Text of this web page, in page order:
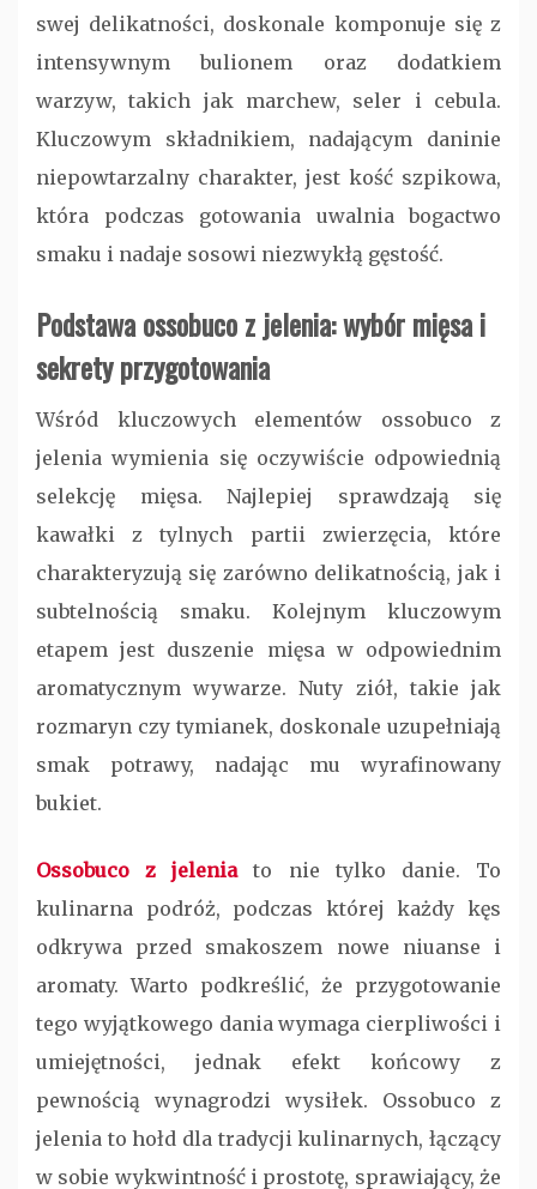
swej delikatności, doskonale komponuje się z
intensywnym bulionem oraz dodatkiem
warzyw, takich jak marchew, seler i cebula.
Kluczowym składnikiem, nadającym daninie
niepowtarzalny charakter, jest kość szpikowa,
która podczas gotowania uwalnia bogactwo
smaku i nadaje sosowi niezwykłą gęstość.
Podstawa ossobuco z jelenia: wybór mięsa i
sekrety przygotowania
Wśród kluczowych elementów ossobuco z
jelenia wymienia się oczywiście odpowiednią
selekcję mięsa. Najlepiej sprawdzają się
kawałki z tylnych partii zwierzęcia, które
charakteryzują się zarówno delikatnością, jak i
subtelnością smaku. Kolejnym kluczowym
etapem jest duszenie mięsa w odpowiednim
aromatycznym wywarze. Nuty ziół, takie jak
rozmaryn czy tymianek, doskonale uzupełniają
smak potrawy, nadając mu wyrafinowany
bukiet.
Ossobuco z jeleniato nie tylko danie. To
kulinarna podróż, podczas której każdy kęs
odkrywa przed smakoszem nowe niuanse i
aromaty. Warto podkreślić, że przygotowanie
tego wyjątkowego dania wymaga cierpliwości i
umiejętności, jednak efekt końcowy z
pewnością wynagrodzi wysiłek. Ossobuco z
jelenia to hołd dla tradycji kulinarnych, łączący
w sobie wykwintność i prostotę, sprawiający, że